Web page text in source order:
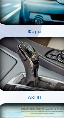
Фары
АКПП